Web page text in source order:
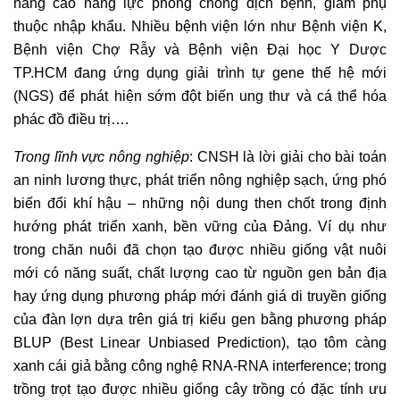
thuộc nhập khẩu. Nhiều bệnh viện lớn như Bệnh viện K,
Bệnh viện Chợ Rẫy và Bệnh viện Đại học Y Dược
TP.HCM đang ứng dụng giải trình tự gene thế hệ mới
(NGS) để phát hiện sớm đột biến ung thư và cá thể hóa
phác đồ điều trị….
Trong lĩnh vực nông nghiệp: CNSH là lời giải cho bài toán
an ninh lương thực, phát triển nông nghiệp sạch, ứng phó
biến đổi khí hậu – những nội dung then chốt trong định
hướng phát triển xanh, bền vững của Đảng. Ví dụ như
trong chăn nuôi đã chọn tạo được nhiều giống vật nuôi
mới có năng suất, chất lượng cao từ nguồn gen bản địa
hay ứng dụng phương pháp mới đánh giá di truyền giống
của đàn lợn dựa trên giá trị kiểu gen bằng phương pháp
BLUP (Best Linear Unbiased Prediction), tạo tôm càng
xanh cái giả bằng công nghệ RNA-RNA interference; trong
trồng trọt tạo được nhiều giống cây trồng có đặc tính ưu